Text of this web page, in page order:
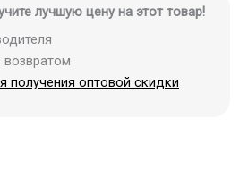
лучшую цену на этот товар!
возвратом
получения оптовой скидки